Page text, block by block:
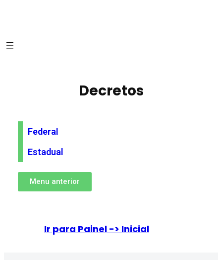
Decretos
Federal
Estadual
Menu anterior
Ir para Painel -> Inicial